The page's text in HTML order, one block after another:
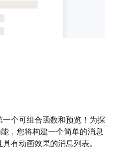
个可组合函数和预览！为探
，您将构建一个简单的消息
有动画效果的消息列表。